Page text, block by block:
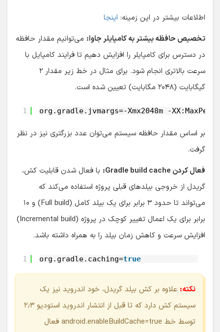
اطلاعات بیشتر در این زمینه: اینجا
تخصیص حافظه بیشتر به کامپایلر جاوا: می‌توانیم مقدار حافظه
در دسترس برای کامپایلر را افزایش دهیم تا فرایند کامپایل با
سرعت بالاتری انجام شود. برای مثال در خط زیر مقدار ۲
گیگابایت (۲۰۴۸ مگابایت) تعیین شده است.
1 org.gradle.jvmargs=-Xmx2048m -
بر اساس مقدار حافظه سیستم می‌توان عدد بزرگتری نیز در نظر
گرفت.
فعال کردن Gradle build cache:
با فعال شدن قابلیت کش،
گریدل از خروجی بیلدهای قبلی پروژه استفاده می‌کند که
می‌تواند تا حدود ۳ برابر برای یک بیلد کامل (Full build) و ۱۰
برابر برای یک اعمال تغییر کوچک در پروژه (Incremental build)
افزایش سرعت و کاهش زمان بیلد را به همراه داشته باشد.
1 org.gradle.caching=true
نکته: علاوه بر کش بیلد گریدل، خود اندروید نیز یک
سیستم کش دارد که تا قبل از انتشار اندروید استودیو ۲٫۳
توسط خط android.enableBuildCache=true فعال